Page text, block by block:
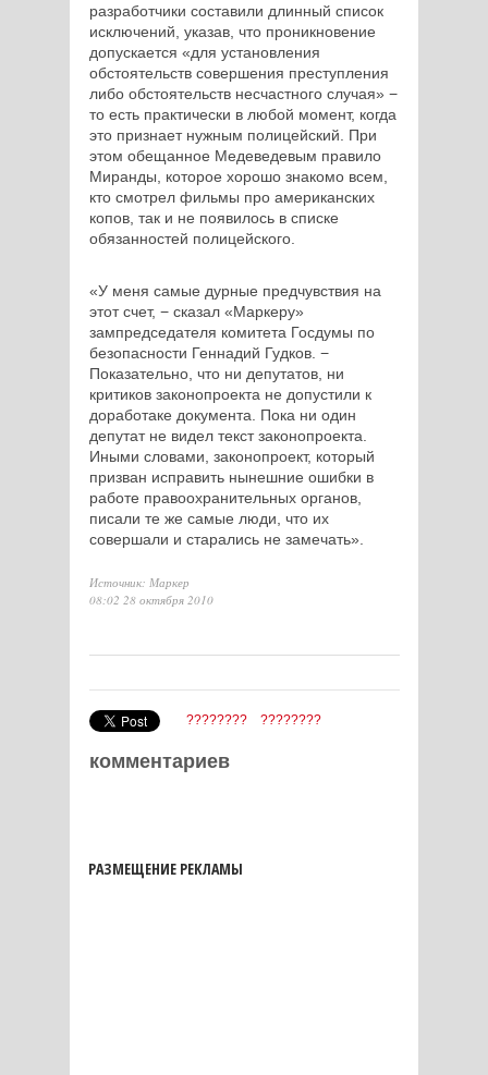
разработчики составили длинный список
исключений, указав, что проникновение
допускается «для установления
обстоятельств совершения преступления
либо обстоятельств несчастного случая» −
то есть практически в любой момент, когда
это признает нужным полицейский. При
этом обещанное Медеведевым правило
Миранды, которое хорошо знакомо всем,
кто смотрел фильмы про американских
копов, так и не появилось в списке
обязанностей полицейского.
«У меня самые дурные предчувствия на
этот счет, − сказал «Маркеру»
зампредседателя комитета Госдумы по
безопасности Геннадий Гудков. −
Показательно, что ни депутатов, ни
критиков законопроекта не допустили к
доработаке документа. Пока ни один
депутат не видел текст законопроекта.
Иными словами, законопроект, который
призван исправить нынешние ошибки в
работе правоохранительных органов,
писали те же самые люди, что их
совершали и старались не замечать».
Источник: Маркер
08:02 28 октября 2010
???????? ????????
комментариев
РАЗМЕЩЕНИЕ РЕКЛАМЫ